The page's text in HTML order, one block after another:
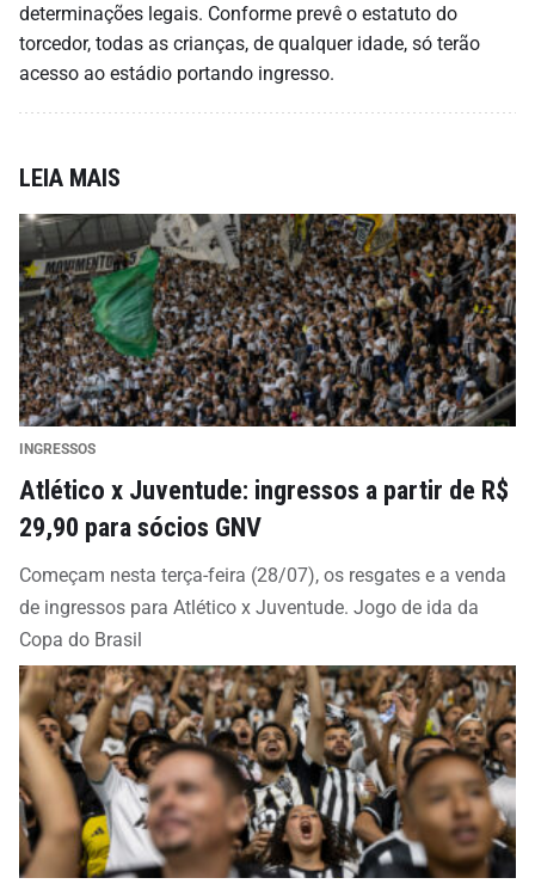
determinações legais. Conforme prevê o estatuto do
torcedor, todas as crianças, de qualquer idade, só terão
acesso ao estádio portando ingresso.
LEIA MAIS
INGRESSOS
Atlético x Juventude: ingressos a partir de R$
29,90 para sócios GNV
Começam nesta terça-feira (28/07), os resgates e a venda
de ingressos para Atlético x Juventude. Jogo de ida da
Copa do Brasil